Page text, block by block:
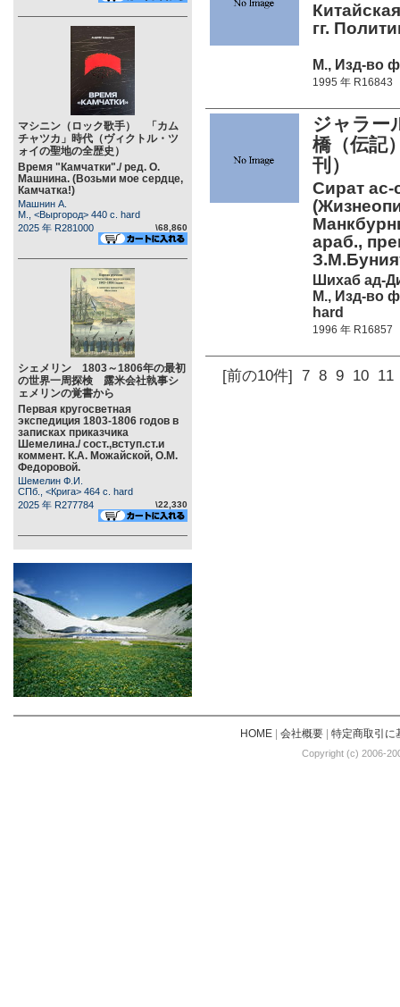
マシニン（ロック歌手） 「カム
チャツカ」時代（ヴィクトル・ツ
ォイの聖地の全歴史）
Время "Камчатки"./ ред. О.
Машнина. (Возьми мое сердце,
Камчатка!)
Машнин А.
М., <Выргород> 440 c. hard
2025 年 R281000
\68,860
シェメリン 1803～1806年の最初
の世界一周探検 露米会社執事シ
ェメリンの覚書から
Первая кругосветная
экспедиция 1803-1806 годов в
записках приказчика
Шемелина./ сост.,вступ.ст.и
коммент. К.А. Можайской, О.М.
Федоровой.
Шемелин Ф.И.
СПб., <Крига> 464 c. hard
2025 年 R277784
\22,330
гг.
М., Изд-во
1995 年 R16843
ジャラー
橋（伝記
刊）
Сират
араб.,
Шихаб ад-
М., Изд-во
hard
1996 年 R16857
[前の10件] 7 8 9 10 11
HOME| 会社概要| 特定商取引に
Copyright (c) 2006-